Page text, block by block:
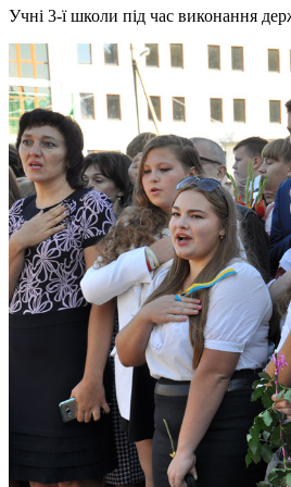
Учні 3-ї школи під час виконання